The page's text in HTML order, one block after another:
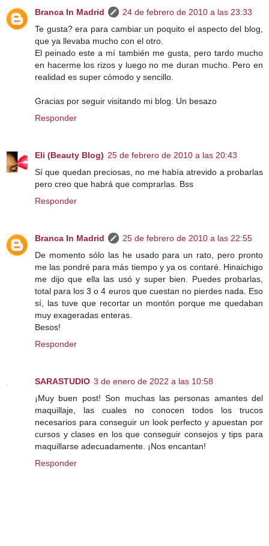
Branca In Madrid
24 de febrero de 2010 a las 23:33
Te gusta? era para cambiar un poquito el aspecto del blog,
que ya llevaba mucho con el otro.
El peinado este a mí también me gusta, pero tardo mucho
en hacerme los rizos y luego no me duran mucho. Pero en
realidad es super cómodo y sencillo.
Gracias por seguir visitando mi blog. Un besazo
Responder
Eli (Beauty Blog) 25 de febrero de 2010 a las 20:43
Sí que quedan preciosas, no me había atrevido a probarlas
pero creo que habrá que comprarlas. Bss
Responder
Branca In Madrid
25 de febrero de 2010 a las 22:55
De momento sólo las he usado para un rato, pero pronto
me las pondré para más tiempo y ya os contaré. Hinaichigo
me dijo que ella las usó y super bien. Puedes probarlas,
total para los 3 o 4 euros que cuestan no pierdes nada. Eso
sí, las tuve que recortar un montón porque me quedaban
muy exageradas enteras.
Besos!
Responder
SARASTUDIO 3 de enero de 2022 a las 10:58
¡Muy buen post! Son muchas las personas amantes del
maquillaje, las cuales no conocen todos los trucos
necesarios para conseguir un look perfecto y apuestan por
cursos y clases en los que conseguir consejos y tips para
maquillarse adecuadamente. ¡Nos encantan!
Responder